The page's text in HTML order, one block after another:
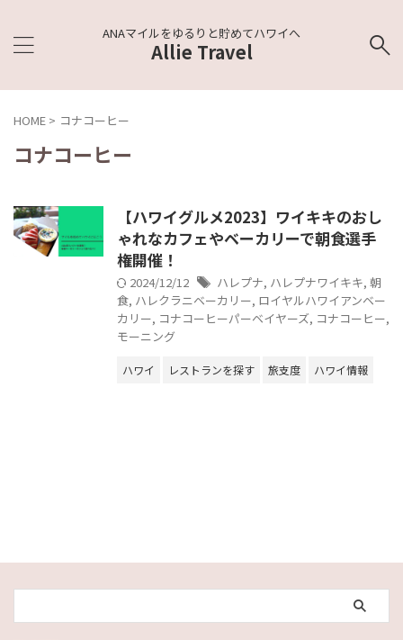
ANAマイルをゆるりと貯めてハワイへ
Allie Travel
HOME > コナコーヒー
コナコーヒー
【ハワイグルメ2023】ワイキキのおし
ゃれなカフェやベーカリーで朝食選手
権開催！
2024/12/12 ハレプナ, ハレプナワイキキ, 朝
食, ハレクラニベーカリー, ロイヤルハワイアンベー
カリー, コナコーヒーパーベイヤーズ, コナコーヒー,
モーニング
ハワイ レストランを探す 旅支度 ハワイ情報